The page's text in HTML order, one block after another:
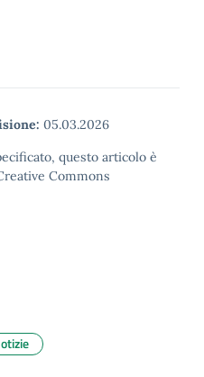
05.03.2026
questo articolo è
Commons